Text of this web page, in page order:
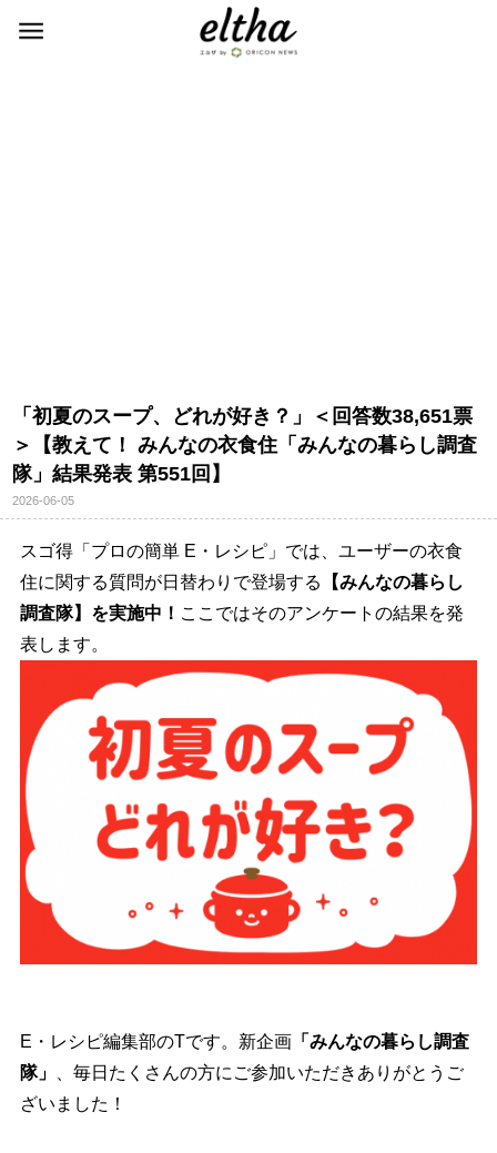
「初夏のスープ、どれが好き？」＜回答数38,651票
＞【教えて！ みんなの衣食住「みんなの暮らし調査
隊」結果発表 第551回】
2026-06-05
スゴ得「プロの簡単 E・レシピ」では、ユーザーの衣食
住に関する質問が日替わりで登場する
【みんなの暮らし
調査隊】を実施中！ ここではそのアンケートの結果を発
表します。
E・レシピ編集部のTです。新企画「みんなの暮らし調査
隊」
、毎日たくさんの方にご参加いただきありがとうご
ざいました！